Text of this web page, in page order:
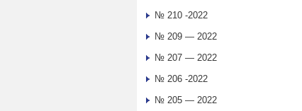
№ 210 -2022
№ 209 — 2022
№ 207 — 2022
№ 206 -2022
№ 205 — 2022